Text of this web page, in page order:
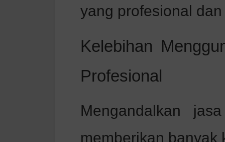
yang profesional
Kelebihan
Profesional
Mengandalkan
memberikan banyak